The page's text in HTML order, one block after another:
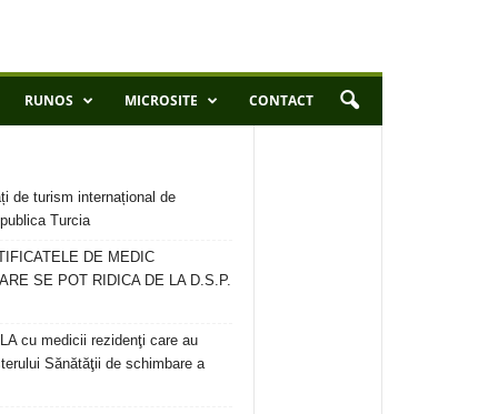
RUNOS MICROSITE CONTACT
de turism internațional de
Turcia
DE MEDIC
SE POT RIDICA DE LA D.S.P.
cu medicii rezidenţi care au
Sănătăţii de schimbare a